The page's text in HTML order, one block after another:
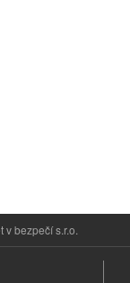
v bezpečí s.r.o.